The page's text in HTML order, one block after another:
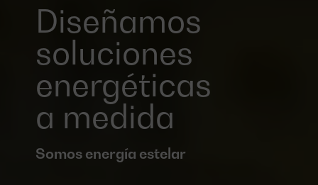
Diseñamos
soluciones
energéticas
a medida
Somos energía estelar